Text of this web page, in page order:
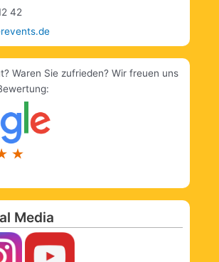
42
Waren Sie zufrieden? Wir freuen uns
Media